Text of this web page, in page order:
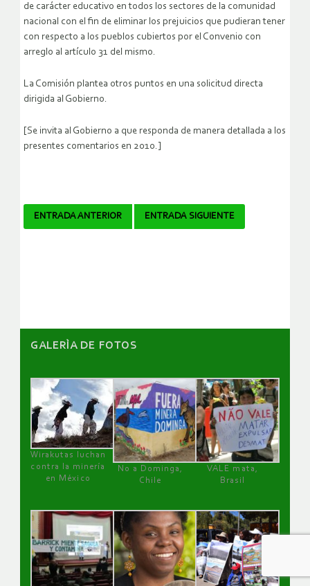
de carácter educativo en todos los sectores de la comunidad
nacional con el fin de eliminar los prejuicios que pudieran tener
con respecto a los pueblos cubiertos por el Convenio con
arreglo al artículo 31 del mismo.
La Comisión plantea otros puntos en una solicitud directa
dirigida al Gobierno.
[Se invita al Gobierno a que responda de manera detallada a los
presentes comentarios en 2010.]
Navegador
ENTRADA ANTERIOR ENTRADA SIGUIENTE
GALERÌA DE FOTOS
Wirakutas luchan
contra la minería
en México
No a Dominga,
Chile
VALE mata,
Brasil